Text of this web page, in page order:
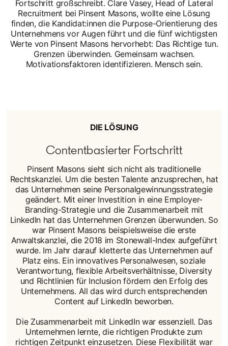
Fortschritt großschreibt. Clare Vasey, Head of Lateral
Recruitment bei Pinsent Masons, wollte eine Lösung
finden, die Kandidat:innen die Purpose-Orientierung des
Unternehmens vor Augen führt und die fünf wichtigsten
Werte von Pinsent Masons hervorhebt: Das Richtige tun.
Grenzen überwinden. Gemeinsam wachsen.
Motivationsfaktoren identifizieren. Mensch sein.
DIE LÖSUNG
Contentbasierter Fortschritt
Pinsent Masons sieht sich nicht als traditionelle
Rechtskanzlei. Um die besten Talente anzusprechen, hat
das Unternehmen seine Personalgewinnungsstrategie
geändert. Mit einer Investition in eine Employer-
Branding-Strategie und die Zusammenarbeit mit
LinkedIn hat das Unternehmen Grenzen überwunden. So
war Pinsent Masons beispielsweise die erste
Anwaltskanzlei, die 2018 im Stonewall-Index aufgeführt
wurde. Im Jahr darauf kletterte das Unternehmen auf
Platz eins. Ein innovatives Personalwesen, soziale
Verantwortung, flexible Arbeitsverhältnisse, Diversity
und Richtlinien für Inclusion fördern den Erfolg des
Unternehmens. All das wird durch entsprechenden
Content auf LinkedIn beworben.
Die Zusammenarbeit mit LinkedIn war essenziell. Das
Unternehmen lernte, die richtigen Produkte zum
richtigen Zeitpunkt einzusetzen. Diese Flexibilität war